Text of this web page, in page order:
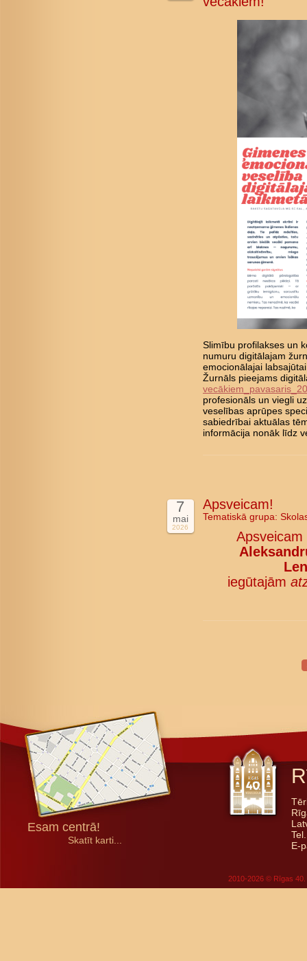
Slimību profilakses un
numuru digitālajam
emocionālajai
Žurnāls pieejams
profesionāls un viegli
veselības aprūpes
sabiedrībai aktuālas
informācija nonāk
7
mai
2026
Apsveicam!
Tematiskā grupa:
Apsveicam
iegūtajām
Esam centrā!
Skatīt karti...
E-
2010-2026 © Rīgas